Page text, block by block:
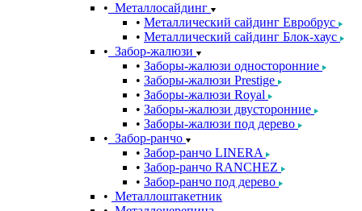
Металлосайдинг
Металлический сайдинг Евробрус
Металлический сайдинг Блок-хаус
Забор-жалюзи
Заборы-жалюзи односторонние
Заборы-жалюзи Prestige
Заборы-жалюзи Royal
Заборы-жалюзи двусторонние
Заборы-жалюзи под дерево
Забор-ранчо
Забор-ранчо LINERA
Забор-ранчо RANCHEZ
Забор-ранчо под дерево
Металлоштакетник